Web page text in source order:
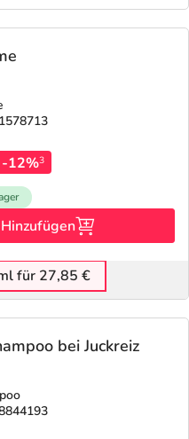
-12%3
Hinzufügen
für 27,85 €
bei Juckreiz